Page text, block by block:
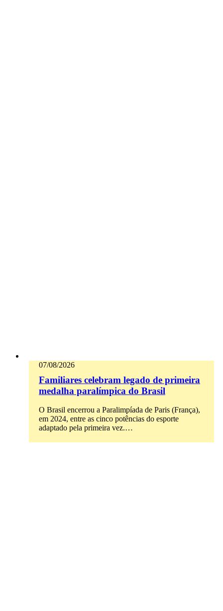
07/08/2026
Familiares celebram legado de primeira
medalha paralímpica do Brasil
O Brasil encerrou a Paralimpíada de Paris (França),
em 2024, entre as cinco potências do esporte
adaptado pela primeira vez.…